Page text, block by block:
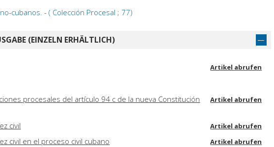
cubanos. - ( Colección Procesal ; 77)
(EINZELN ERHÄLTLICH)
Artikel abrufen
procesales del artículo 94 c de la nueva Constitución
Artikel abrufen
civil Artikel abrufen
civil en el proceso civil cubano Artikel abrufen